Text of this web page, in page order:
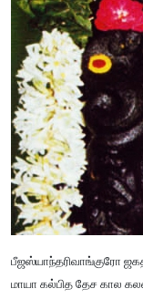
பீஜஸ்யாந்தரிவாங்குரோ
மாயா கல்பித தேச கால